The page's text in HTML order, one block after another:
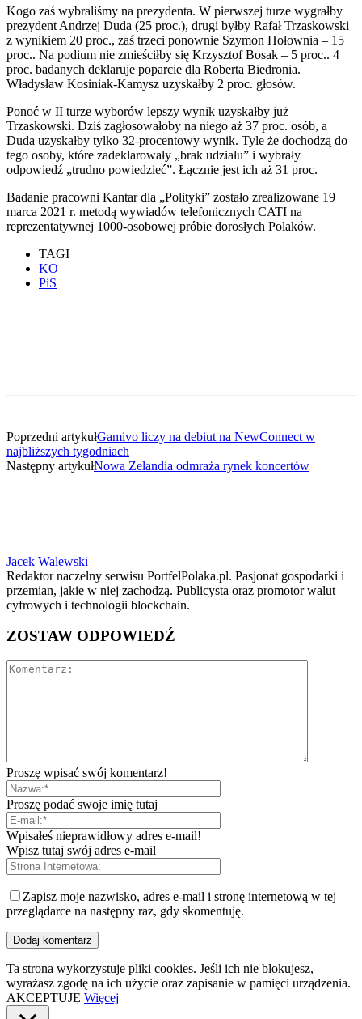
Kogo zaś wybraliśmy na prezydenta. W pierwszej turze wygrałby
prezydent Andrzej Duda (25 proc.), drugi byłby Rafał Trzaskowski
z wynikiem 20 proc., zaś trzeci ponownie Szymon Hołownia – 15
proc.. Na podium nie zmieściłby się Krzysztof Bosak – 5 proc.. 4
proc. badanych deklaruje poparcie dla Roberta Biedronia.
Władysław Kosiniak-Kamysz uzyskałby 2 proc. głosów.
Ponoć w II turze wyborów lepszy wynik uzyskałby już
Trzaskowski. Dziś zagłosowałoby na niego aż 37 proc. osób, a
Duda uzyskałby tylko 32-procentowy wynik. Tyle że dochodzą do
tego osoby, które zadeklarowały „brak udziału” i wybrały
odpowiedź „trudno powiedzieć”. Łącznie jest ich aż 31 proc.
Badanie pracowni Kantar dla „Polityki” zostało zrealizowane 19
marca 2021 r. metodą wywiadów telefonicznych CATI na
reprezentatywnej 1000-osobowej próbie dorosłych Polaków.
TAGI
KO
PiS
Poprzedni artykułGamivo liczy na debiut na NewConnect w
najbliższych tygodniach
Następny artykułNowa Zelandia odmraża rynek koncertów
Jacek Walewski
Redaktor naczelny serwisu PortfelPolaka.pl. Pasjonat gospodarki i
przemian, jakie w niej zachodzą. Publicysta oraz promotor walut
cyfrowych i technologii blockchain.
ZOSTAW ODPOWIEDŹ
Proszę wpisać swój komentarz!
Proszę podać swoje imię tutaj
Wpisałeś nieprawidłowy adres e-mail!
Wpisz tutaj swój adres e-mail
Zapisz moje nazwisko, adres e-mail i stronę internetową w tej
przeglądarce na następny raz, gdy skomentuję.
Ta strona wykorzystuje pliki cookies. Jeśli ich nie blokujesz,
wyrażasz zgodę na ich użycie oraz zapisanie w pamięci urządzenia.
AKCEPTUJĘ Więcej